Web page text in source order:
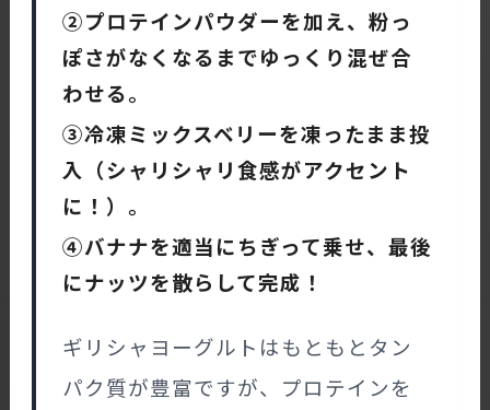
②プロテインパウダーを加え、粉っ
ぽさがなくなるまでゆっくり混ぜ合
わせる。
③冷凍ミックスベリーを凍ったまま投
入（シャリシャリ食感がアクセント
に！）。
④バナナを適当にちぎって乗せ、最後
にナッツを散らして完成！
ギリシャヨーグルトはもともとタン
パク質が豊富ですが、プロテインを